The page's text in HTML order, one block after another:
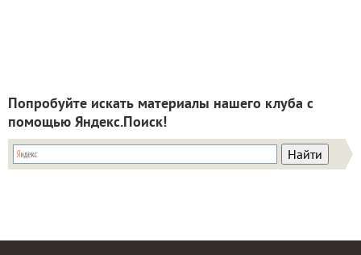
Попробуйте искать материалы нашего клуба с
помощью Яндекс.Поиск!